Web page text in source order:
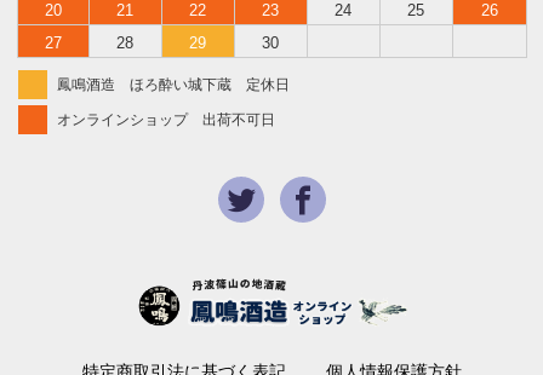
20
21 22 23 24 25
26
27
28 29 30
鳳鳴酒造 ほろ酔い城下蔵 定休日
オンラインショップ 出荷不可日